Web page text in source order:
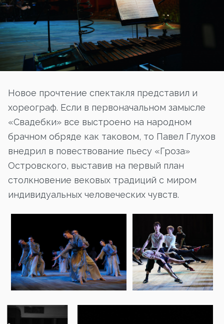
Новое прочтение спектакля представил и
хореограф. Если в первоначальном замысле
«Свадебки» все выстроено на народном
брачном обряде как таковом, то Павел Глухов
внедрил в повествование пьесу «Гроза»
Островского, выставив на первый план
столкновение вековых традиций с миром
индивидуальных человеческих чувств.